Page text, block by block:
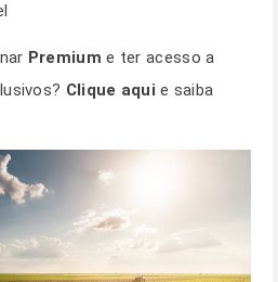
Premium e ter acesso a
Clique aquie saiba